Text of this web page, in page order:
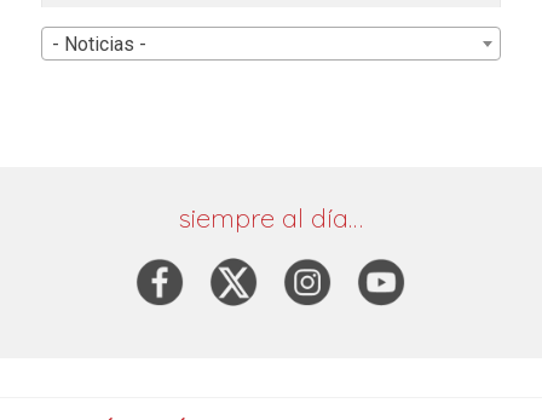
- Noticias -
siempre al día…